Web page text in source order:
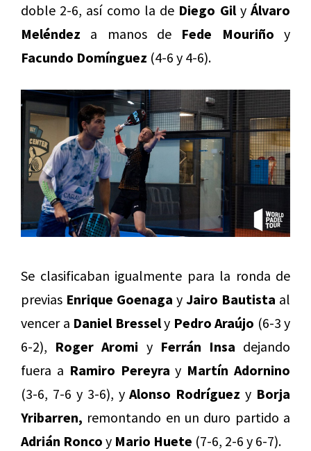
doble 2-6, así como la de Diego Gil yÁlvaro
Meléndez a manos de Fede Mouriño y
Facundo Domínguez (4-6 y 4-6).
Se clasificaban igualmente para la ronda de
previas Enrique Goenaga y Jairo Bautista al
vencer a Daniel Bressely Pedro Araújo (6-3 y
6-2), Roger Aromi y Ferrán Insa dejando
fuera a Ramiro Pereyra y Martín Adornino
(3-6, 7-6 y 3-6), yAlonso Rodríguez y Borja
Yribarren, remontando en un duro partido a
Adrián Ronco y Mario Huete (7-6, 2-6 y 6-7).